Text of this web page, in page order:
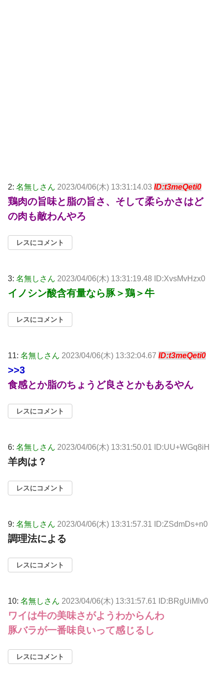
2: 名無しさん 2023/04/06(木) 13:31:14.03 ID:t3meQeti0
鶏肉の旨味と脂の旨さ、そして柔らかさはど
の肉も敵わんやろ
レスにコメント
3: 名無しさん 2023/04/06(木) 13:31:19.48 ID:XvsMvHzx0
イノシン酸含有量なら豚＞鶏＞牛
レスにコメント
11: 名無しさん 2023/04/06(木) 13:32:04.67 ID:t3meQeti0
>>3
食感とか脂のちょうど良さとかもあるやん
レスにコメント
6: 名無しさん 2023/04/06(木) 13:31:50.01 ID:UU+WGq8iH
羊肉は？
レスにコメント
9: 名無しさん 2023/04/06(木) 13:31:57.31 ID:ZSdmDs+n0
調理法による
レスにコメント
10: 名無しさん 2023/04/06(木) 13:31:57.61 ID:BRgUiMlv0
ワイは牛の美味さがようわからんわ
豚バラが一番味良いって感じるし
レスにコメント